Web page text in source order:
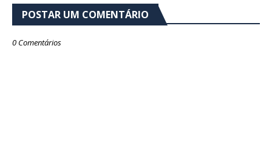
POSTAR UM COMENTÁRIO
0 Comentários